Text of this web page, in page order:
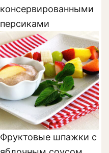
консервированными
персиками
Фруктовые шпажки с